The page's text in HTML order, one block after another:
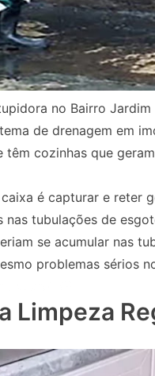
no Bairro Jardim
de drenagem em
têm cozinhas que
é capturar e reter
nas tubulações de
se acumular nas
problemas sérios
Limpeza